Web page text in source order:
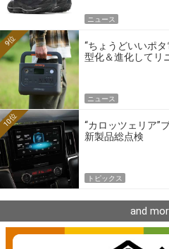
ニュース
“ちょうどいいポ
型化＆進化してリ
9位
ニュース
“カロッツェリア”
新製品総点検
10位
トピックス
and